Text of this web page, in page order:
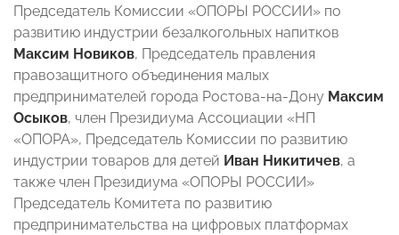
Председатель Комиссии «ОПОРЫ РОССИИ» по
развитию индустрии безалкогольных напитков
Максим Новиков, Председатель правления
правозащитного объединения малых
предпринимателей города Ростова-на-Дону Максим
Осыков, член Президиума Ассоциации «НП
«ОПОРА», Председатель Комиссии по развитию
индустрии товаров для детей Иван Никитичев, а
также член Президиума «ОПОРЫ РОССИИ»
Председатель Комитета по развитию
предпринимательства на цифровых платформах